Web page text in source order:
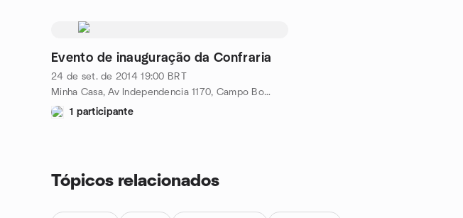
Evento de inauguração da Confraria
24 de set. de 2014 19:00 BRT
Minha Casa, Av Independencia 1170, Campo Bom, BR
1 participante
Tópicos relacionados